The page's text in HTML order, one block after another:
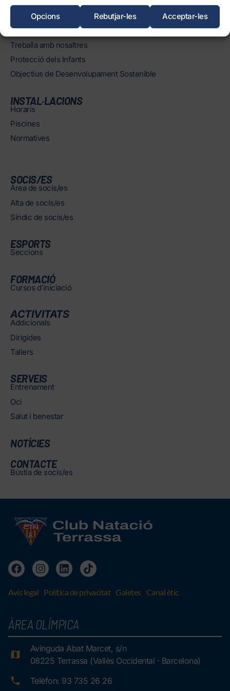
Acceptar-les
Rebutjar-les
Opcions
Òrgans
Informació corporativa i transparència
Treballa amb nosaltres
Protecció dels Infants
Objectius de Desenvolupament Sostenible
INSTAL·LACIONS
Horaris
Piscines
Normatives
SOCIS/ES
Àrea de socis/es
Alta de socis/es
Síndic de socis/es
ESPORTS
Seccions
FORMACIÓ
Cursos d’iniciació
ACTIVITATS
Addicionals
Dirigides
Tallers
SERVEIS
Entrenament
Oci
Salut i benestar
NOTÍCIES
CONTACTE
Bústia de socis/es
Avís legal Política de privacitat Galetes Canal ètic
ÀREA OLÍMPICA
Avinguda Abat Marcet, s/n
08225 Terrassa (Vallès Occidental · Barcelona)
Telèfon: 93 735 26 26